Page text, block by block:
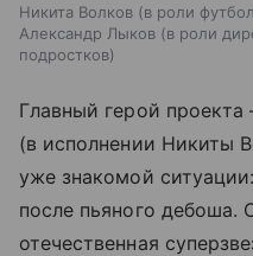
Никита Волков (в роли
Александр Лыков (в роли
подростков)
Главный герой проекта
(в исполнении Никиты
уже знакомой
после пьяного дебоша.
отечественная